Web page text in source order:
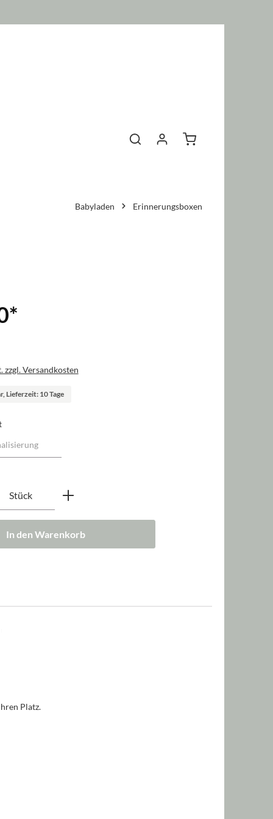
Warenkorb enthält 0
Babyladen Erinnerungsboxen
*
zzgl. Versandkosten
Lieferzeit: 10 Tage
Gib den gewünschten Wert ein
Stück
In den Warenkorb
Platz.